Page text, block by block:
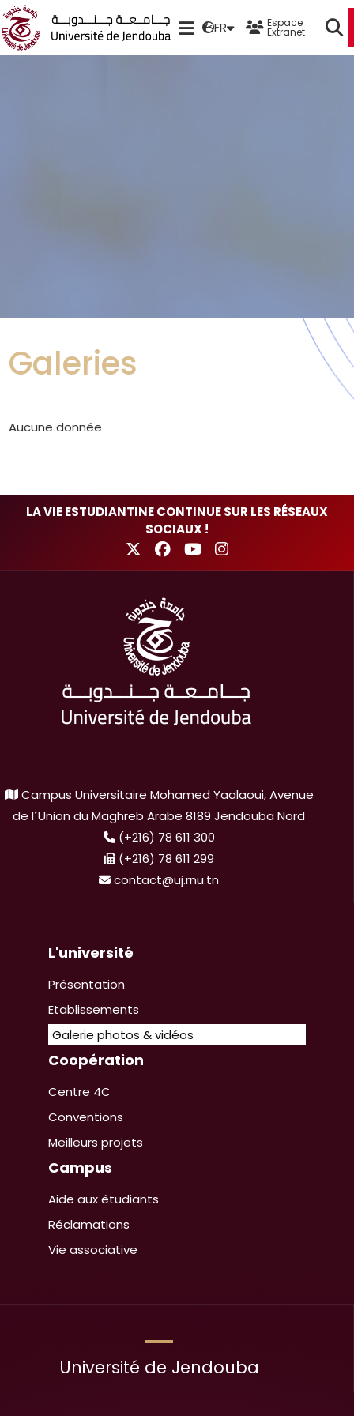
FR Espace
Extranet
Galeries
Aucune donnée
LA VIE ESTUDIANTINE CONTINUE SUR LES RÉSEAUX
SOCIAUX !
Campus Universitaire Mohamed Yaalaoui, Avenue
de l´Union du Maghreb Arabe 8189 Jendouba Nord
(+216) 78 611 300
(+216) 78 611 299
contact@uj.rnu.tn
L'université
Présentation
Etablissements
Galerie photos & vidéos
Coopération
Centre 4C
Conventions
Meilleurs projets
Campus
Aide aux étudiants
Réclamations
Vie associative
Université de Jendouba